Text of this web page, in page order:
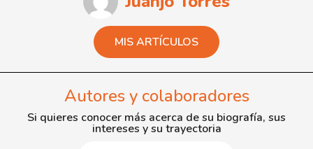
MIS ARTÍCULOS
Autores y colaboradores
Si quieres conocer más acerca de su biografía, sus
intereses y su trayectoria